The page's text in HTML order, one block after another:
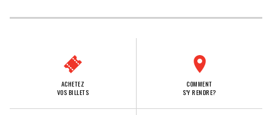
ACHETEZ
VOS BILLETS
COMMENT
S'Y RENDRE?